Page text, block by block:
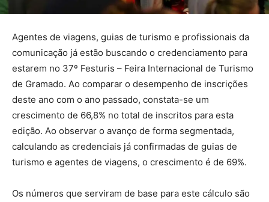
Agentes de viagens, guias de turismo e profissionais da
comunicação já estão buscando o credenciamento para
estarem no 37º Festuris – Feira Internacional de Turismo
de Gramado. Ao comparar o desempenho de inscrições
deste ano com o ano passado, constata-se um
crescimento de 66,8% no total de inscritos para esta
edição. Ao observar o avanço de forma segmentada,
calculando as credenciais já confirmadas de guias de
turismo e agentes de viagens, o crescimento é de 69%.
Os números que serviram de base para este cálculo são